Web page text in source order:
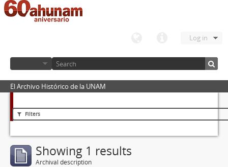
Log in
El Archivo Histórico de la UNAM
Filters
Showing 1 results
Archival description